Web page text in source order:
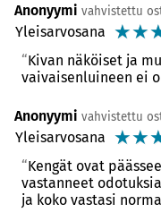
Anonyymi vahvistettu
Yleisarvosana ☆☆
Kivan näköiset ja
vaivaisenluineen ei
Anonyymi vahvistettu
Yleisarvosana ☆☆
Kengät ovat
vastanneet
ja koko vastasi